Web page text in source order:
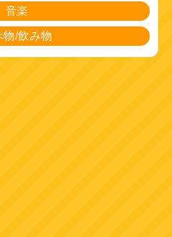
音楽
物/飲み物